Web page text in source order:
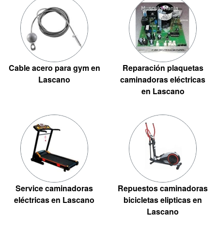
Cable acero para gym en
Lascano
Reparación plaquetas
caminadoras eléctricas
en Lascano
Service caminadoras
eléctricas en Lascano
Repuestos caminadoras
bicicletas elipticas en
Lascano